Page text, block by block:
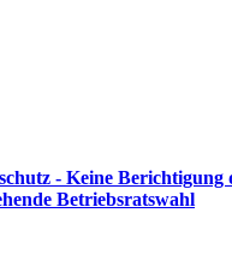
- Keine Berichtigung
Betriebsratswahl